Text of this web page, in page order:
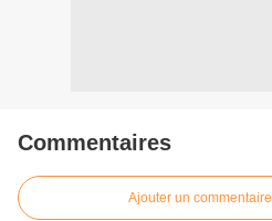
Commentaires
Ajouter un commentaire